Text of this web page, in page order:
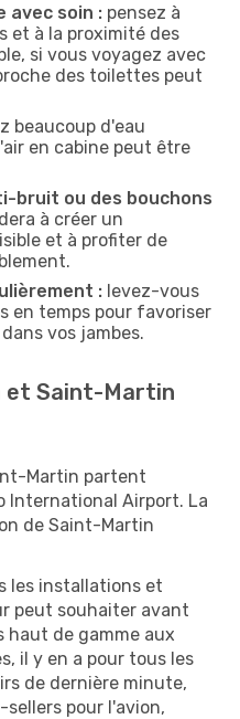
avec soin : pensez à
et à la proximité des
si vous voyagez avec
des toilettes peut
beaucoup d'eau
en cabine peut être
bruit ou des bouchons
à créer un
et à profiter de
: levez-vous
en temps pour favoriser
vos jambes.
et Saint-Martin
Martin partent
International Airport. La
de Saint-Martin
les installations et
peut souhaiter avant
haut de gamme aux
il y en a pour tous les
de dernière minute,
pour l'avion,